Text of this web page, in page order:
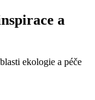
a
ekologie a péče